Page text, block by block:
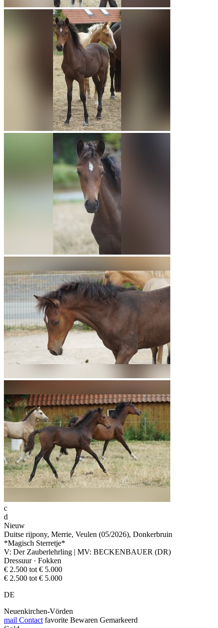
c
d
Nieuw
Duitse rijpony, Merrie, Veulen (05/2026), Donkerbruin
*Magisch Sterretje*
V: Der Zauberlehrling | MV: BECKENBAUER (DR)
Dressuur · Fokken
€ 2.500 tot € 5.000
€ 2.500 tot € 5.000
DE
Neuenkirchen-Vörden
mail Contact favorite Bewaren Gemarkeerd